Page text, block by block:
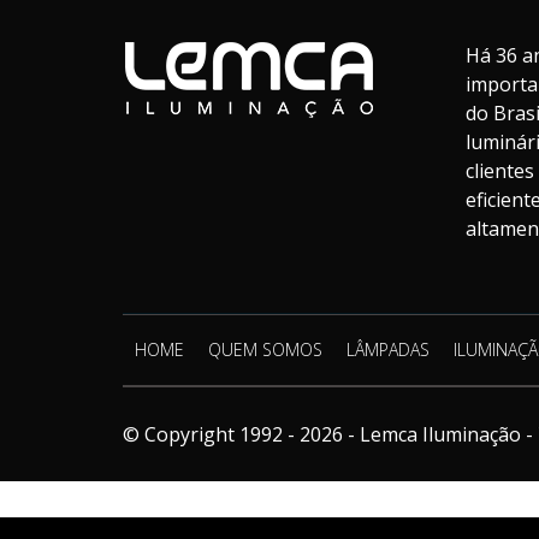
Há 36
do
HOME QUEM SOMOS LÂMPADAS
© Copyright 1992 - 2026 - Lemca Iluminação